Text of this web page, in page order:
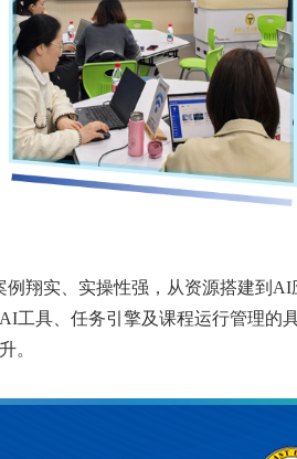
翔实、实操性强，从资源搭建到 AI
工具、任务引擎及课程运行管理的
。